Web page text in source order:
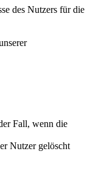
des Nutzers für die
Fall, wenn die
Nutzer gelöscht